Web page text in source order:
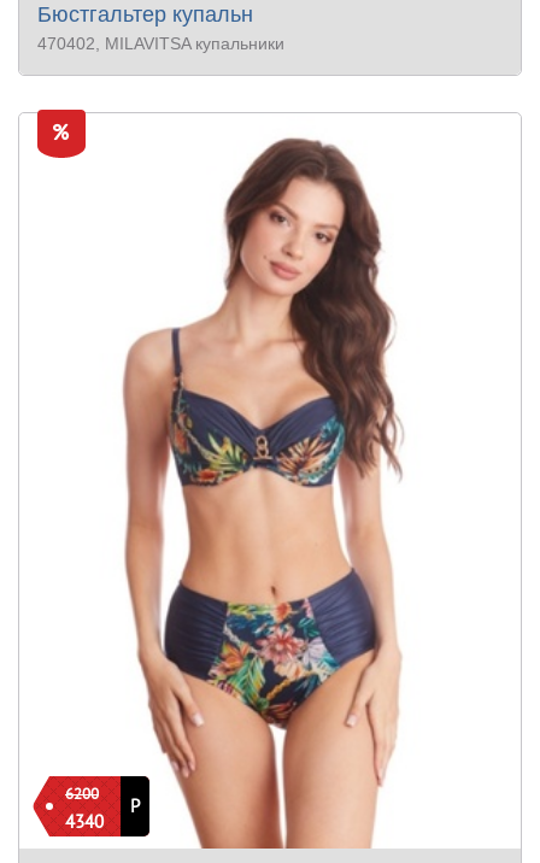
Бюстгальтер купальн
470402 , MILAVITSA купальники
6200
4340
Р